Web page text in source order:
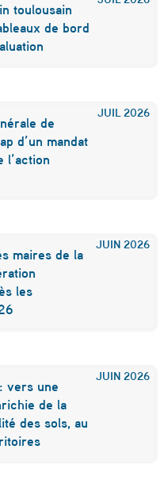
toulousain
de bord
JUIL 2026
de
d’un mandat
l’action
JUIN 2026
maires de la
les
JUIN 2026
vers une
de la
des sols, au